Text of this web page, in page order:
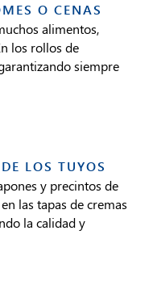
O CENAS
alimentos,
los rollos de
siempre
LOS TUYOS
y precintos de
las tapas de cremas
la calidad y